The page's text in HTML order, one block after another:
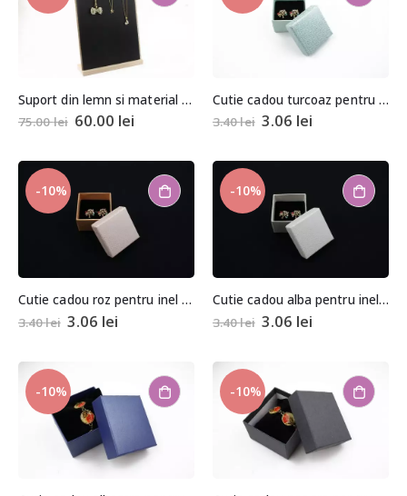
Suport din lemn si material satinat negru pentru coliere sau bratari 25x37cm
75.00lei 60.00 lei
Cutie cadou turcoaz pentru inel sau cercei 3,5×4,5×4,5cm
3.40lei 3.06 lei
-10%
Cutie cadou roz pentru inel sau cercei 3,5×4,5×4,5cm
3.40lei 3.06 lei
-10%
Cutie cadou alba pentru inel sau cercei 3,5×4,5×4,5cm
3.40lei 3.06 lei
-10% -10%